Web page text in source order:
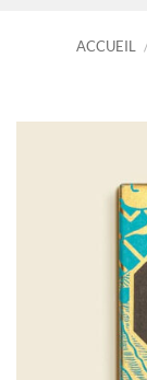
ACCUEIL